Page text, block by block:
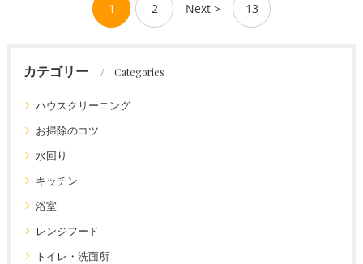
1 2 Next > 13
カテゴリー Categories
ハウスクリーニング
お掃除のコツ
水回り
キッチン
浴室
レンジフード
トイレ・洗面所